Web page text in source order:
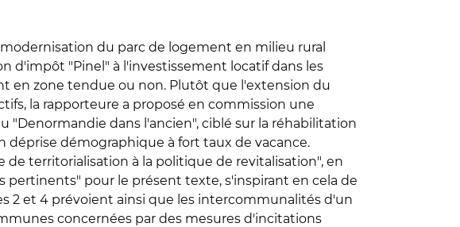
du parc de logement en milieu rural
d'impôt "Pinel" à l'investissement locatif dans les
en zone tendue ou non. Plutôt que l'extension du
la rapporteure a proposé en commission une
"Denormandie dans l'ancien", ciblé sur la réhabilitation
démographique à fort taux de vacance.
de territorialisation à la politique de revitalisation", en
pour le présent texte, s'inspirant en cela de
2 et 4 prévoient ainsi que les intercommunalités d'un
concernées par des mesures d'incitations